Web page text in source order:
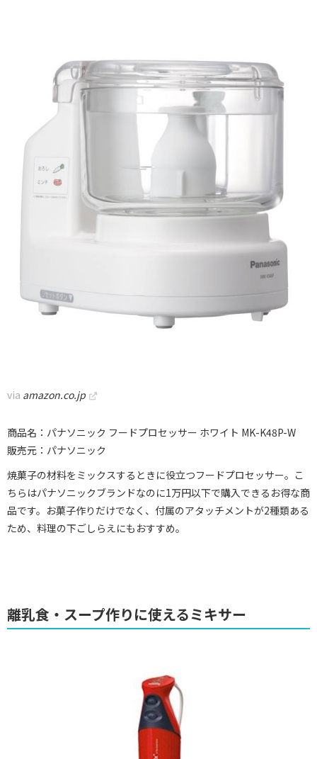
via amazon.co.jp
商品名：パナソニック フードプロセッサー ホワイト MK-K48P-W
販売元：パナソニック
焼菓子の材料をミックスするときに役立つフードプロセッサー。こ
ちらはパナソニックブランドなのに1万円以下で購入できるお得な商
品です。お菓子作りだけでなく、付属のアタッチメントが2種類ある
ため、料理の下ごしらえにもおすすめ。
離乳食・スープ作りに使えるミキサー